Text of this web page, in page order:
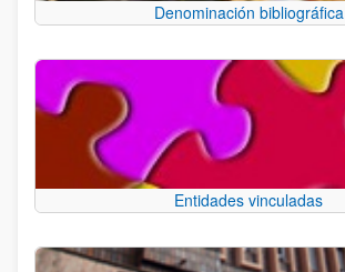
Denominación bibliográfica
Entidades vinculadas